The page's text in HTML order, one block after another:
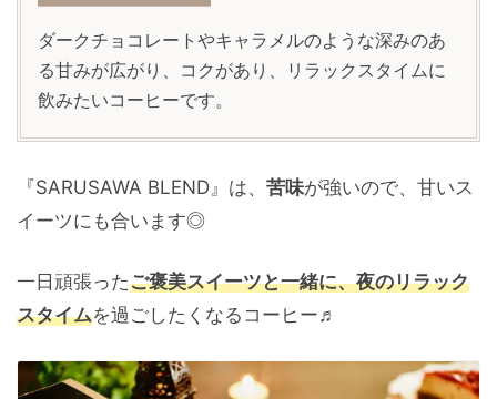
ダークチョコレートやキャラメルのような深みのあ
る甘みが広がり、コクがあり、リラックスタイムに
飲みたいコーヒーです。
『SARUSAWA BLEND』は、 苦味が強いので、甘いス
イーツにも合います◎
一日頑張ったご褒美スイーツと一緒に、夜のリラック
スタイムを過ごしたくなるコーヒー♬